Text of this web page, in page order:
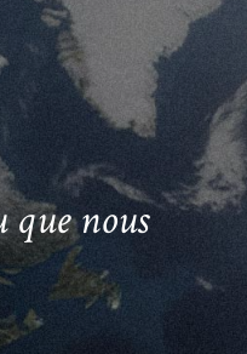
nous